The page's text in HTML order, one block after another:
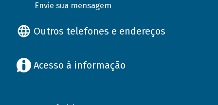
Envie sua mensagem
Outros telefones e endereços
Acesso à informação